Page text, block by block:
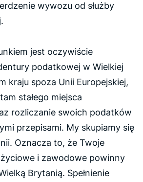
wywozu od służby
jest oczywiście
podatkowej w Wielkiej
kraju spoza Unii Europejskiej,
stałego miejsca
rozliczanie swoich podatków
przepisami. My skupiamy się
Oznacza to, że Twoje
życiowe i zawodowe powinny
Brytanią. Spełnienie